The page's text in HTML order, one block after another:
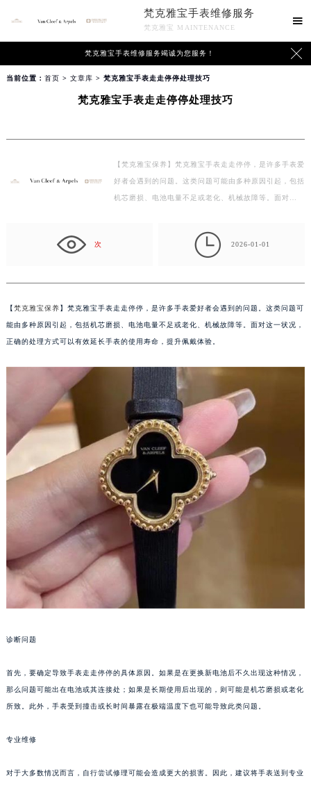
梵克雅宝手表维修服务
梵克雅宝 MAINTENANCE

梵克雅宝手表维修服务竭诚为您服务！ 
当前位置： 首页 > 文章库 > 梵克雅宝手表走走停停处理技巧
梵克雅宝手表走走停停处理技巧
【梵克雅宝保养】梵克雅宝手表走走停停，是许多手表爱
好者会遇到的问题。这类问题可能由多种原因引起，包括
机芯磨损、电池电量不足或老化、机械故障等。面对…
次  2026-01-01
【梵克雅宝保养】梵克雅宝手表走走停停，是许多手表爱好者会遇到的问题。这类问题可
能由多种原因引起，包括机芯磨损、电池电量不足或老化、机械故障等。面对这一状况，
正确的处理方式可以有效延长手表的使用寿命，提升佩戴体验。
诊断问题
首先，要确定导致手表走走停停的具体原因。如果是在更换新电池后不久出现这种情况，
那么问题可能出在电池或其连接处；如果是长期使用后出现的，则可能是机芯磨损或老化
所致。此外，手表受到撞击或长时间暴露在极端温度下也可能导致此类问题。
专业维修
对于大多数情况而言，自行尝试修理可能会造成更大的损害。因此，建议将手表送到专业